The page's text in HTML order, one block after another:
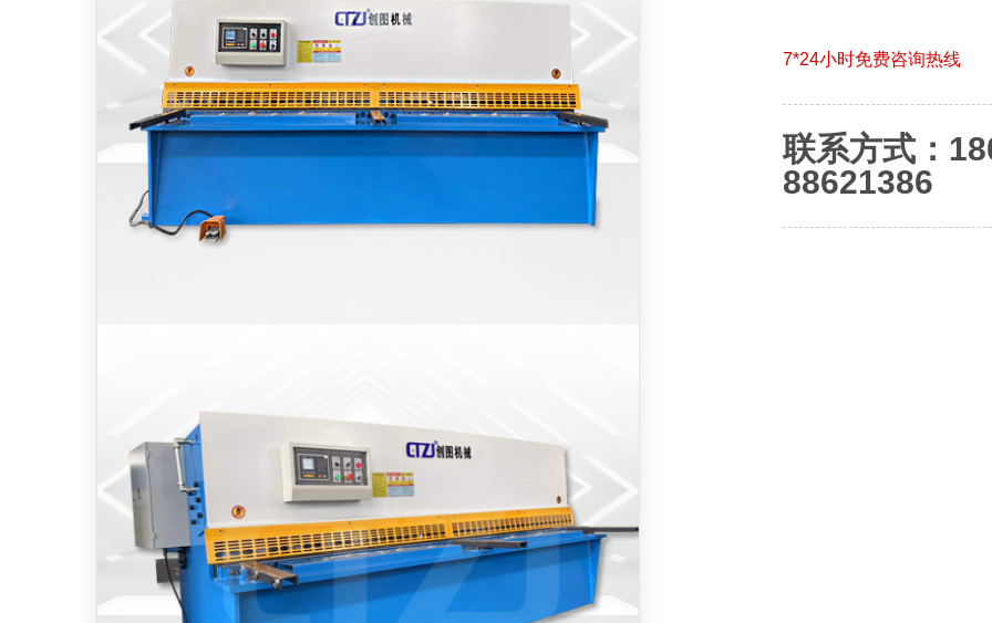
7*24小时免费咨询热线
联系方式：
88621386